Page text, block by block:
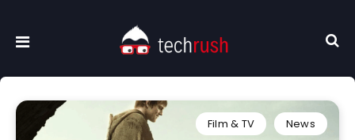
Film & TV News